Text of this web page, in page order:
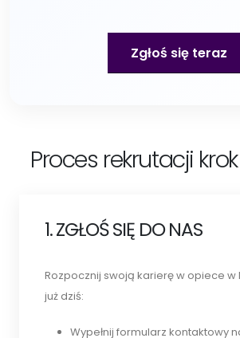
Zgłoś się teraz
Proces rekrutacji
1. ZGŁOŚ SIĘ DO NAS
Rozpocznij swoją karierę w opiece w
już dziś:
Wypełnij formularz kontaktowy